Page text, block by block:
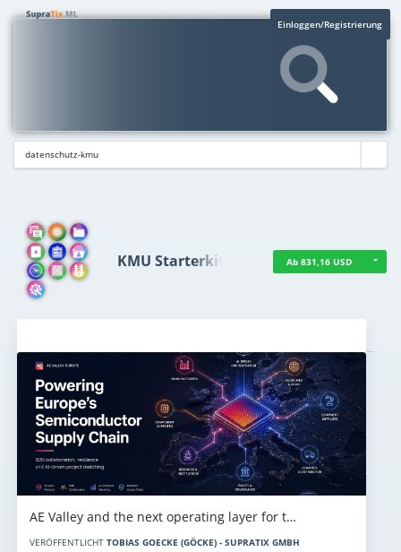
Einloggen/Registrierung
KMU Starterkit Ab 831,16 USD
AE Valley and the next operating layer for t…
VERÖFFENTLICHT TOBIAS GOECKE (GÖCKE) - SUPRATIX GMBH